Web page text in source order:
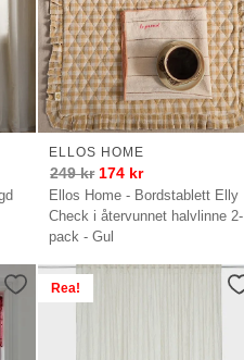
Ellos Home - Bordstablett Elly
Check i återvunnet halvlinne 2-
pack - Gul
ELLOS HOME
249kr 174 kr
Rea!